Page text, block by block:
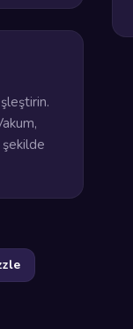
şekilde